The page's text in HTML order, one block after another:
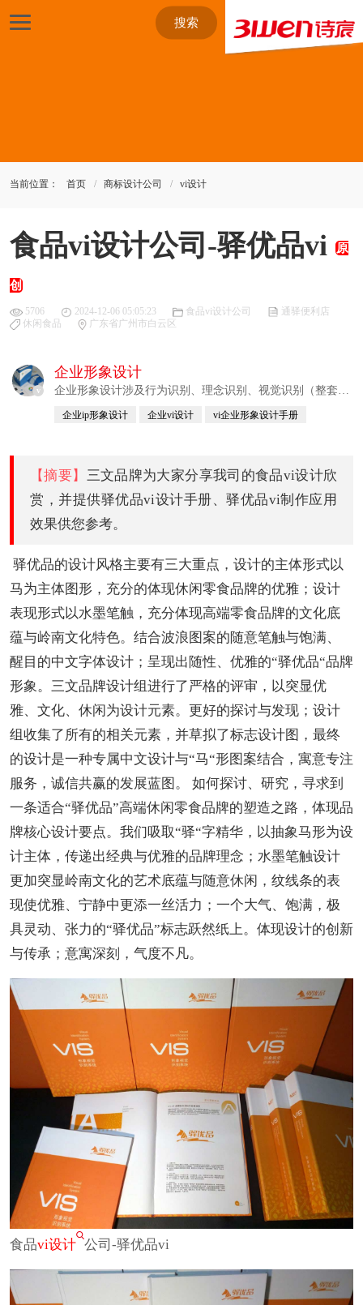
搜索
当前位置： 首页 商标设计公司 vi设计
食品vi设计公司-驿优品vi 原
创
5706 2024-12-06 05:05:23 食品vi设计公司
通驿便利店
休闲食品
广东省广州市白云区
v
企业形象设计
企业形象设计涉及行为识别、理念识别、视觉识别（整套vi
企业ip形象设计 企业vi设计 vi企业形象设计手册
【摘要】 三文品牌为大家分享我司的食品vi设计欣
赏，并提供驿优品vi设计手册、驿优品vi制作应用
效果供您参考。
驿优品的设计风格主要有三大重点，设计的主体形式以
马为主体图形，充分的体现休闲零食品牌的优雅；设计
表现形式以水墨笔触，充分体现高端零食品牌的文化底
蕴与岭南文化特色。结合波浪图案的随意笔触与饱满、
醒目的中文字体设计；呈现出随性、优雅的“驿优品“品牌
形象。三文品牌设计组进行了严格的评审，以突显优
雅、文化、休闲为设计元素。更好的探讨与发现；设计
组收集了所有的相关元素，并草拟了标志设计图，最终
的设计是一种专属中文设计与“马“形图案结合，寓意专注
服务，诚信共赢的发展蓝图。 如何探讨、研究，寻求到
一条适合“驿优品”高端休闲零食品牌的塑造之路，体现品
牌核心设计要点。我们吸取“驿“字精华，以抽象马形为设
计主体，传递出经典与优雅的品牌理念；水墨笔触设计
更加突显岭南文化的艺术底蕴与随意休闲，纹线条的表
现使优雅、宁静中更添一丝活力；一个大气、饱满，极
具灵动、张力的“驿优品”标志跃然纸上。体现设计的创新
与传承；意寓深刻，气度不凡。
食品vi设计 公司-驿优品vi